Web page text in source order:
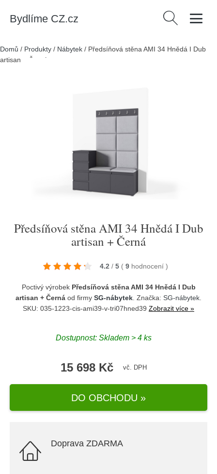
Bydlíme CZ.cz Vyhledávání
Domů / Produkty / Nábytek / Předsíňová stěna AMI 34 Hnědá I Dub
artisan + Černá
Předsíňová stěna AMI 34 Hnědá I Dub
artisan + Černá
4.2 / 5 ( 9 hodnocení )
Poctivý výrobek Předsíňová stěna AMI 34 Hnědá I Dub
artisan + Černá od firmy SG-nábytek . Značka: SG-nábytek
SKU: 035-1223-cis-ami39-v-tri07hned39 Zobrazit více »
Dostupnost: Skladem > 4 ks
15 698 Kč vč. DPH
DO OBCHODU »
Doprava ZDARMA